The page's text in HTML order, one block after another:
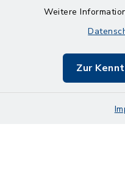
Weitere
Zur